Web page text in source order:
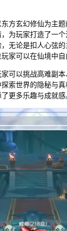
东方玄幻修仙为主
为玩家打造了一
无论是扣人心弦
家可以在仙境中自
可以挑战高难副
索世界的隐秘与
更多乐趣与成就感